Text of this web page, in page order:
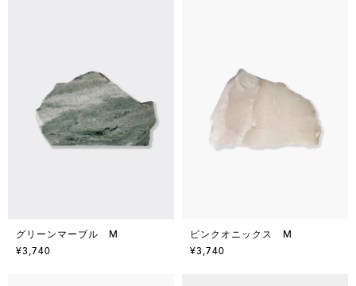
グリーンマーブル M
¥3,740
ピンクオニックス M
¥3,740